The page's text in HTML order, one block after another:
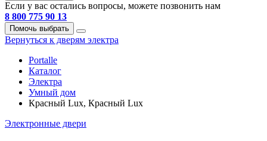
Если у вас остались вопросы, можете позвонить нам
8 800 775 90 13
Помочь выбрать
Вернуться к дверям электра
Portalle
Каталог
Электра
Умный дом
Красный Lux, Красный Lux
Электронные двери